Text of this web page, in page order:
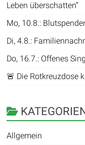
Leben überschatten“
Mo, 10.8.:
Di, 4.8.:
Do, 16.7.: Offenes
🚨 Die Rotkreuzdose
Allgemein